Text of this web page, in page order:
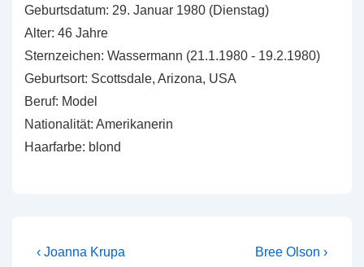
Geburtsdatum: 29. Januar 1980 (Dienstag)
Alter: 46 Jahre
Sternzeichen: Wassermann (21.1.1980 - 19.2.1980)
Geburtsort: Scottsdale, Arizona, USA
Beruf: Model
Nationalität: Amerikanerin
Haarfarbe: blond
Beitragsnavigation
Vorheriger
‹ Joanna Krupa
Nächster
Bree Olson ›